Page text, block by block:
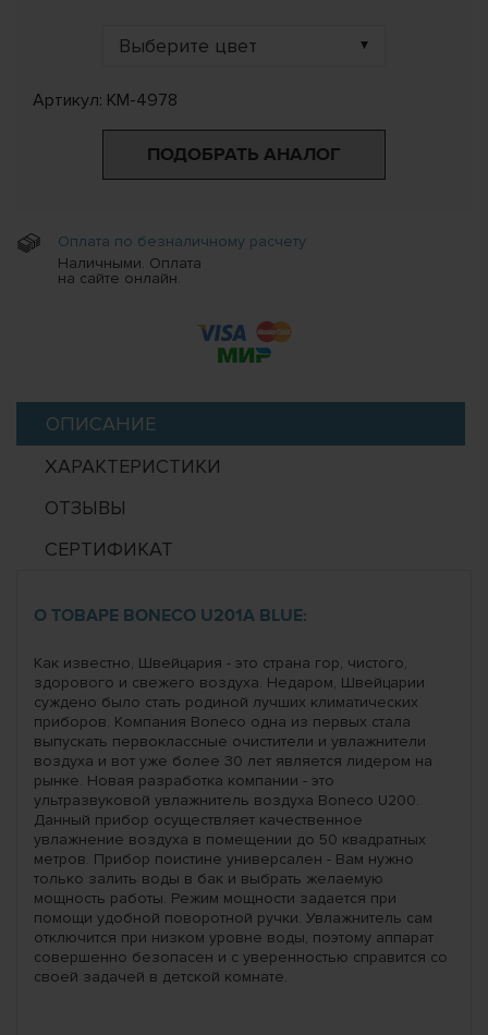
Выберите цвет
Артикул: КМ-4978
ПОДОБРАТЬ АНАЛОГ
Оплата по безналичному расчету
Наличными. Оплата
на сайте онлайн.
ОПИСАНИЕ
ХАРАКТЕРИСТИКИ
ОТЗЫВЫ
СЕРТИФИКАТ
О ТОВАРЕ BONECO U201A BLUE:
Как известно, Швейцария - это страна гор, чистого,
здорового и свежего воздуха. Недаром, Швейцарии
суждено было стать родиной лучших климатических
приборов. Компания Boneco одна из первых стала
выпускать первоклассные очистители и увлажнители
воздуха и вот уже более 30 лет является лидером на
рынке. Новая разработка компании - это
ультразвуковой увлажнитель воздуха Boneco U200.
Данный прибор осуществляет качественное
увлажнение воздуха в помещении до 50 квадратных
метров. Прибор поистине универсален - Вам нужно
только залить воды в бак и выбрать желаемую
мощность работы. Режим мощности задается при
помощи удобной поворотной ручки. Увлажнитель сам
отключится при низком уровне воды, поэтому аппарат
совершенно безопасен и с уверенностью справится со
своей задачей в детской комнате.